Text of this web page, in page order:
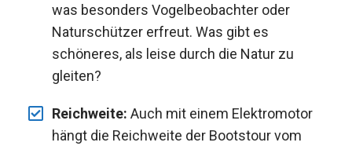
was besonders Vogelbeobachter oder
Naturschützer erfreut. Was gibt es
schöneres, als leise durch die Natur zu
gleiten?
Reichweite: Auch mit einem Elektromotor
hängt die Reichweite der Bootstour vom